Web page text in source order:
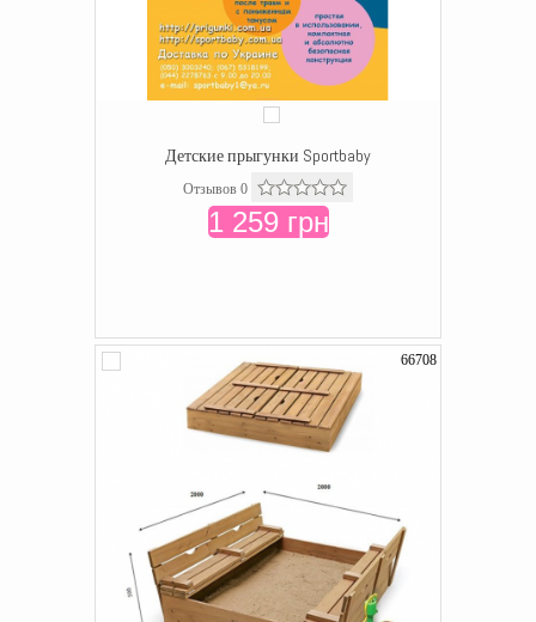
Детские прыгунки Sportbaby
Отзывов 0
1 259 грн
66708